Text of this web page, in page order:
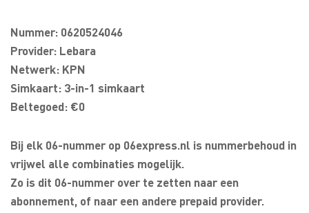
Nummer: 0620524046
Provider: Lebara
Netwerk: KPN
Simkaart: 3-in-1 simkaart
Beltegoed: €0
Bij elk 06-nummer op 06express.nl is nummerbehoud in
vrijwel alle combinaties mogelijk.
Zo is dit 06-nummer over te zetten naar een
abonnement, of naar een andere prepaid provider.